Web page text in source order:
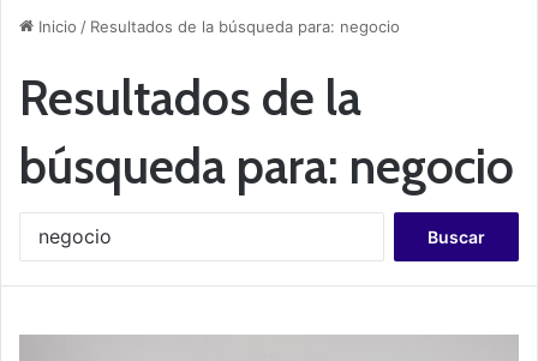
Inicio / Resultados de la búsqueda para: negocio
Resultados de la
búsqueda para: negocio